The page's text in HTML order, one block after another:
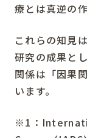
療とは真逆の
これらの知見
研究の成果と
関係は「因果
います。
※1：